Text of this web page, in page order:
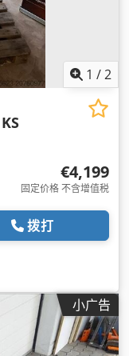
1 /2
€4,199
固定价格 不含增值税
拨打
小广告